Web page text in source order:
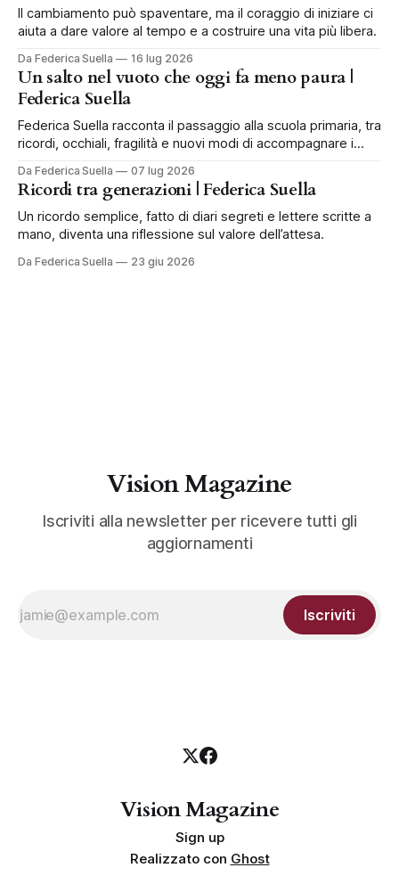
Il cambiamento può spaventare, ma il coraggio di iniziare ci
aiuta a dare valore al tempo e a costruire una vita più libera.
Da Federica Suella 16 lug 2026
Un salto nel vuoto che oggi fa meno paura |
Federica Suella
Federica Suella racconta il passaggio alla scuola primaria, tra
ricordi, occhiali, fragilità e nuovi modi di accompagnare i
Da Federica Suella 07 lug 2026
Ricordi tra generazioni | Federica Suella
Un ricordo semplice, fatto di diari segreti e lettere scritte a
mano, diventa una riflessione sul valore dell’attesa.
Da Federica Suella 23 giu 2026
Vision Magazine
Iscriviti alla newsletter per ricevere tutti gli
aggiornamenti
Iscriviti
Vision Magazine
Sign up
Realizzato con Ghost